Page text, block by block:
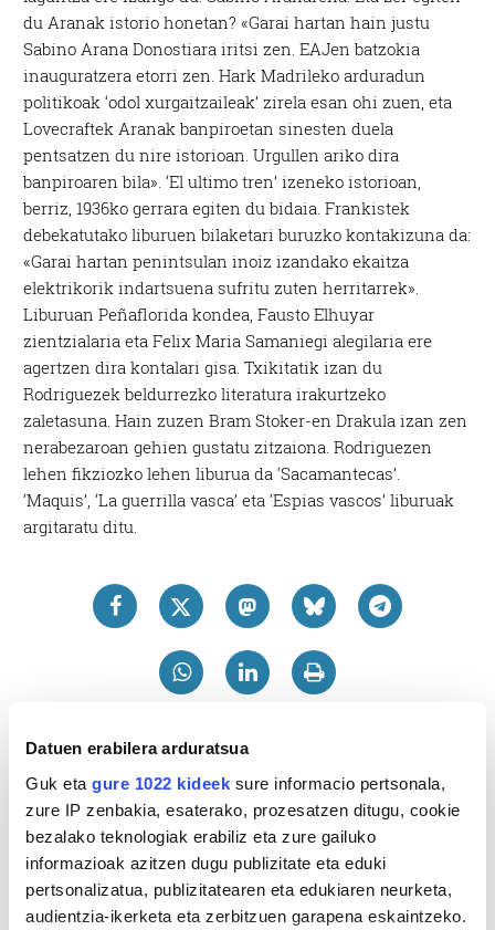
Datuen erabilera arduratsua
Guk eta gure 1022 kideek sure informacio pertsonala,
zure IP zenbakia, esaterako, prozesatzen ditugu, cookie
bezalako teknologiak erabiliz eta zure gailuko
informazioak azitzen dugu publizitate eta eduki
pertsonalizatua, publizitatearen eta edukiaren neurketa,
audientzia-ikerketa eta zerbitzuen garapena eskaintzeko.
du Aranak istorio honetan? «Garai hartan hain justu
Sabino Arana Donostiara iritsi zen. EAJen batzokia
inauguratzera etorri zen. Hark Madrileko arduradun
politikoak ‘odol xurgaitzaileak’ zirela esan ohi zuen, eta
Lovecraftek Aranak banpiroetan sinesten duela
pentsatzen du nire istorioan. Urgullen ariko dira
banpiroaren bila». ‘El ultimo tren’ izeneko istorioan,
berriz, 1936ko gerrara egiten du bidaia. Frankistek
debekatutako liburuen bilaketari buruzko kontakizuna da:
«Garai hartan penintsulan inoiz izandako ekaitza
elektrikorik indartsuena sufritu zuten herritarrek».
Liburuan Peñaflorida kondea, Fausto Elhuyar
zientzialaria eta Felix Maria Samaniegi alegilaria ere
agertzen dira kontalari gisa. Txikitatik izan du
Rodriguezek beldurrezko literatura irakurtzeko
zaletasuna. Hain zuzen Bram Stoker-en Drakula izan zen
nerabezaroan gehien gustatu zitzaiona. Rodriguezen
lehen fikziozko lehen liburua da ‘Sacamantecas’.
‘Maquis’, ‘La guerrilla vasca’ eta ‘Espias vascos’ liburuak
argitaratu ditu.